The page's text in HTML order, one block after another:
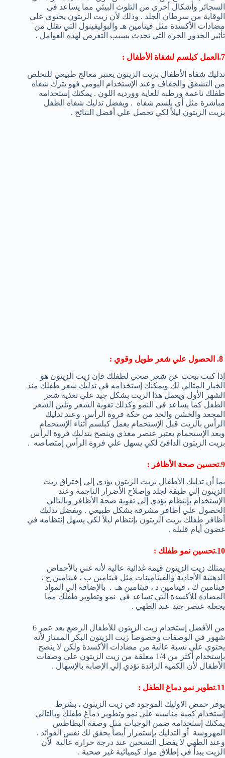
السجائر وأشكال أخري من التلوث البيئي مما يساعد في
الوقاية من سرطان الجلد . وذلك لأن زيت الزيتون يحتوي علي
مضادات الأكسدة مثل فيتامين هـ والبوليفينول التي تقلل من
تأثير الجذور الحرة التي تحدث بسبب التعرض لهذه العوامل .
7.العمل كبلسم لشفاة الأطفال :
تدليك شفاه الأطفال بزيت الزيتون يعتبر معالج طبيعي للتخلص
من التشقق والجفاف وعند الإستخدام اليومي فهو يترك شفاه
طفلك ناعمة ورطبه للغاية وورديه اللون . يمكنك إستخدامه
مباشرة مثل أي بلسم شفاه . ويفضل تدليك شفاه الطفل
بزيت الزيتون ليلاً لكي تحصل علي أفضل النتائج .
إذا كنت تبحث عن شعر صحي لطفلك فإن زيت الزيتون هو
الخيار المثالي لك ويمكنك إستخدامه في تدليك شعر طفلك منذ
الشهر الأول ويعمل هذا الزيت بشكل جيد علي تغذية شعر
الطفل كما يساعد في النمو وكذلك تقوية الشعر وتلين الشعر
المجعد والخشن والحد من حكة فروة الرأس. وعند تدليك
الرأس بالزيت قبل الإستحمام يعمل كبلسم أثناء الإستحمام
وبعد الإستحمام يعتبر عنصر مغذي وينصح بتدليك فروة الرأس
بزيت الزيتون الدافئ لكي يسهل علي فروة الرأس إمتصاصه .
9.تحسين صحة الأظافر :
بما أن تدليك الأطفال بزيت الزيتون يؤدي إلي إختراق زيت
الزيتون إلي طبقة لجلد وإصلاح الأضرار الناجمة وعند
الإستخدام بإنتظام يؤدي إلي تقوية صحة الأظافر وبالتالي
الحصول علي أظافر مشرقة بشكل طبيعي . ويفضل تدليك
أظافر طفلك بزيت الزيتون بإنتظام ليلاً لكي يسهل إنتظامه في
غضون أيام قليلة .
10.تحسين نمو طفلك :
يمتلك زيت الزيتون قيمة غذائية عالية لأنه غني بالأحماض
الدهنية الأحادية والفيتامينات مثل فيتامين ب ، فيتامين ج ،
فيتامين ك ، فيتامين د ، فيتامين هـ . بالإضافة إلي المواد
المضادة للأكسدة التي تساعد في نمو وتطوير طفلك مما
يجعله عنصر جيد عند الطهي .
من الأفضل إستخدام زيت الزيتون للأطفال الرضع بعد عمر 6
شهور في الوصفات وخصوصاً زيت الزيتون البكر الممتاز لأنه
يحتوي علي نسبة عالية من مضادات الأكسدة ولكن لا ينصح
بإستخدام أكثر من 1/4 معلقة من زيت الزيتون علي وصفات
الأطفال لأن الكمية الزائدة تؤدي إلي الإصابة بالإسهال .
11.تطوير نمو دماغ الطفل :
يوفر حمض الاوليك الموجود في زيت الزيتون ، بشرط
إستخدام كمية مناسبه علي نمو وتطوير دماغ طفلك وبالتالي
يمكنك إستخدامه ضمن الوجبات مثل وصفة البطاطس
المهروسة أو التدليك بإستمرار أيضاً يحقق لك نفس الفوائد .
وعند الطهي لا يفضل التسخين عند درجة حرارة عالية لأن
الزيت يبدأ في إطلاق مواد كيميائية غير صحية .